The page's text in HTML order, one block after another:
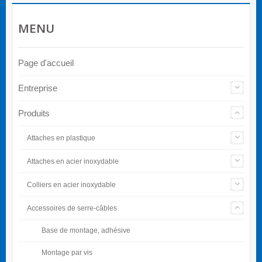
MENU
Page d'accueil
Entreprise
Produits
Attaches en plastique
Attaches en acier inoxydable
Colliers en acier inoxydable
Accessoires de serre-câbles
Base de montage, adhésive
Montage par vis